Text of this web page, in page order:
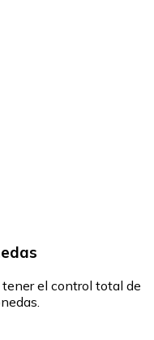
el control total de